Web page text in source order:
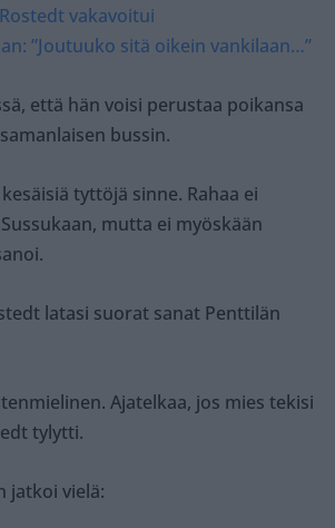
vakavoitui
”Joutuuko sitä oikein vankilaan…”
että hän voisi perustaa poikansa
bussin.
tyttöjä sinne. Rahaa ei
mutta ei myöskään
latasi suorat sanat Penttilän
Ajatelkaa, jos mies tekisi
tylytti.
jatkoi vielä: